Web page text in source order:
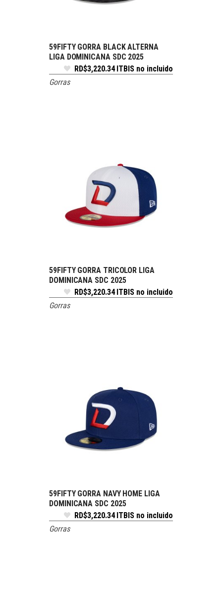
SELECCIONE OPCIONES
59FIFTY GORRA BLACK ALTERNA
LIGA DOMINICANA SDC 2025
RD$3,220.34 ITBIS no incluido
Gorras
SELECCIONE OPCIONES
59FIFTY GORRA TRICOLOR LIGA
DOMINICANA SDC 2025
RD$3,220.34 ITBIS no incluido
Gorras
SELECCIONE OPCIONES
59FIFTY GORRA NAVY HOME LIGA
DOMINICANA SDC 2025
RD$3,220.34 ITBIS no incluido
Gorras